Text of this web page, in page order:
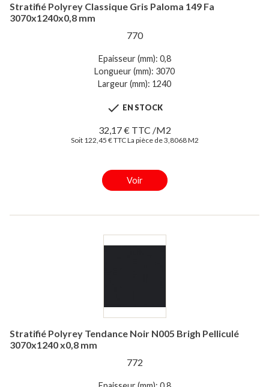
Stratifié Polyrey Classique Gris Paloma 149 Fa
3070x1240x0,8 mm
770
Epaisseur (mm): 0,8
Longueur (mm): 3070
Largeur (mm): 1240
 EN STOCK
32,17 € TTC /M2
Soit 122,45 € TTC La pièce de 3,8068 M2
Voir
Stratifié Polyrey Tendance Noir N005 Brigh Pelliculé
3070x1240 x0,8 mm
772